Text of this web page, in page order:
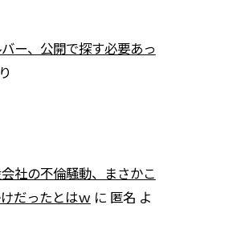
ー、公開で探す必要あっ
社の不倫騒動、まさかこ
だったとはｗ に 匿名 よ